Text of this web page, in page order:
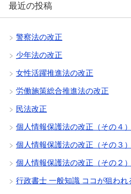
最近の投稿
警察法の改正
少年法の改正
女性活躍推進法の改正
労働施策総合推進法の改正
民法改正
個人情報保護法の改正（その４）
個人情報保護法の改正（その３）
個人情報保護法の改正（その２）
行政書士 一般知識 ココが狙われ